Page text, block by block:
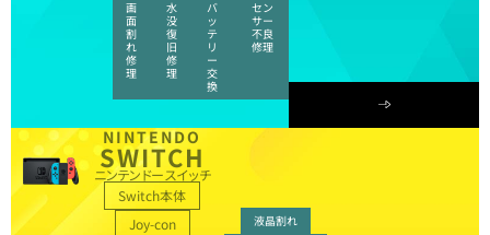
画
面
割
れ
修
理
水
没
復
旧
修
理
バ
ッ
テ
リ
ー
交
換
セン
サー
不良
修理
NINTENDO
SWITCH
ニンテンドー スイッチ
Switch本体
Joy-con
液晶割れ